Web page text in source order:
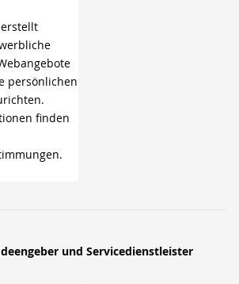
persönlichen
finden
und Servicedienstleister